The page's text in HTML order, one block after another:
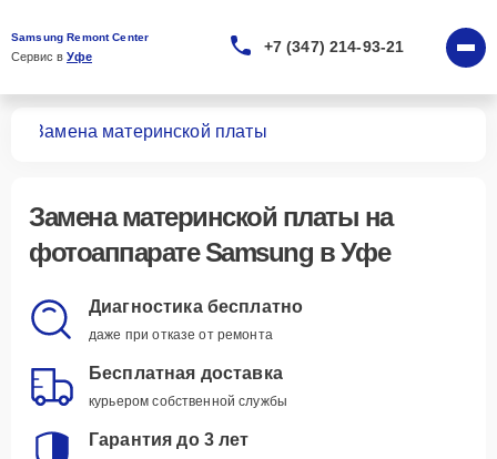
Samsung Remont Center
Сервис в Уфе
+7 (347) 214-93-21
Замена материнской платы
Замена материнской платы на
фотоаппарате Samsung в Уфе
Диагностика бесплатно
даже при отказе от ремонта
Бесплатная доставка
курьером собственной службы
Гарантия до 3 лет